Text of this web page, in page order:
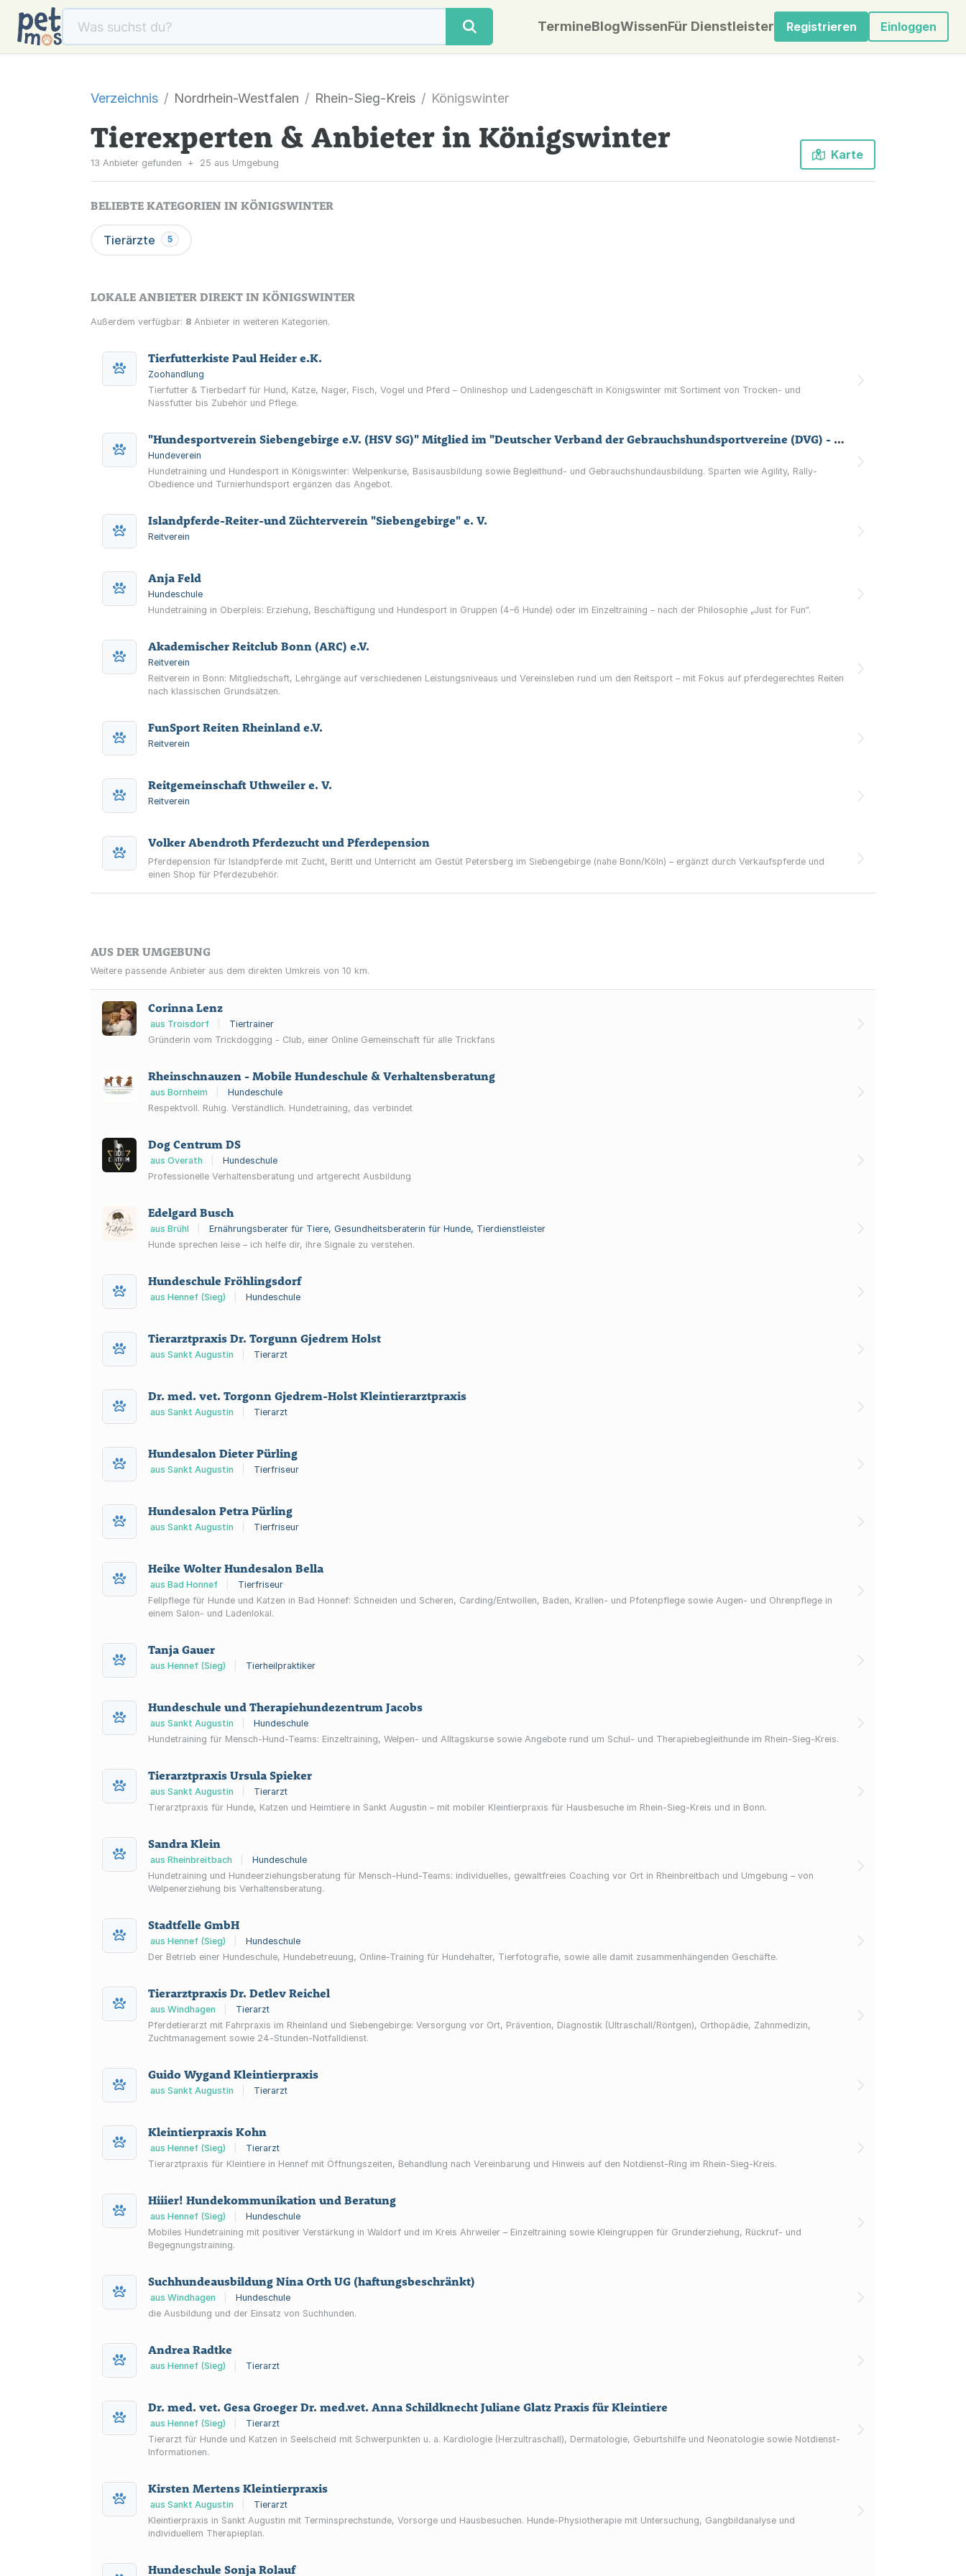
TermineBlogWissenFür Dienstleister Registrieren Einloggen
Verzeichnis Nordrhein-Westfalen Rhein-Sieg-Kreis Königswinter
Tierexperten & Anbieter in Königswinter
13 Anbieter gefunden + 25 aus Umgebung
Karte
BELIEBTE KATEGORIEN IN KÖNIGSWINTER
Tierärzte 5
LOKALE ANBIETER DIREKT IN KÖNIGSWINTER
Außerdem verfügbar: 8 Anbieter in weiteren Kategorien.
Tierfutterkiste Paul Heider e.K.
Zoohandlung
Tierfutter & Tierbedarf für Hund, Katze, Nager, Fisch, Vogel und Pferd – Onlineshop und Ladengeschäft in Königswinter mit Sortiment von Trocken- und
Nassfutter bis Zubehör und Pflege.
"Hundesportverein Siebengebirge e.V. (HSV SG)" Mitglied im "Deutscher Verband der Gebrauchshundsportvereine (DVG) - Sportverband für das Polizei- und Schutzhundwesen e.V."
Hundeverein
Hundetraining und Hundesport in Königswinter: Welpenkurse, Basisausbildung sowie Begleithund- und Gebrauchshundausbildung. Sparten wie Agility, Rally-
Obedience und Turnierhundsport ergänzen das Angebot.
Islandpferde-Reiter-und Züchterverein "Siebengebirge" e. V.
Reitverein
Anja Feld
Hundeschule
Hundetraining in Oberpleis: Erziehung, Beschäftigung und Hundesport in Gruppen (4–6 Hunde) oder im Einzeltraining – nach der Philosophie „Just for Fun“.
Akademischer Reitclub Bonn (ARC) e.V.
Reitverein
Reitverein in Bonn: Mitgliedschaft, Lehrgänge auf verschiedenen Leistungsniveaus und Vereinsleben rund um den Reitsport – mit Fokus auf pferdegerechtes Reiten
nach klassischen Grundsätzen.
FunSport Reiten Rheinland e.V.
Reitverein
Reitgemeinschaft Uthweiler e. V.
Reitverein
Volker Abendroth Pferdezucht und Pferdepension
Pferdepension für Islandpferde mit Zucht, Beritt und Unterricht am Gestüt Petersberg im Siebengebirge (nahe Bonn/Köln) – ergänzt durch Verkaufspferde und
einen Shop für Pferdezubehör.
AUS DER UMGEBUNG
Weitere passende Anbieter aus dem direkten Umkreis von 10 km.
Corinna Lenz
aus Troisdorf
Tiertrainer
Gründerin vom Trickdogging - Club, einer Online Gemeinschaft für alle Trickfans
Rheinschnauzen - Mobile Hundeschule & Verhaltensberatung
aus Bornheim
Hundeschule
Respektvoll. Ruhig. Verständlich. Hundetraining, das verbindet
Dog Centrum DS
aus Overath
Hundeschule
Professionelle Verhaltensberatung und artgerecht Ausbildung
Edelgard Busch
aus Brühl
Ernährungsberater für Tiere, Gesundheitsberaterin für Hunde, Tierdienstleister
Hunde sprechen leise – ich helfe dir, ihre Signale zu verstehen.
Hundeschule Fröhlingsdorf
aus Hennef (Sieg) Hundeschule
Tierarztpraxis Dr. Torgunn Gjedrem Holst
aus Sankt Augustin Tierarzt
Dr. med. vet. Torgonn Gjedrem-Holst Kleintierarztpraxis
aus Sankt Augustin Tierarzt
Hundesalon Dieter Pürling
aus Sankt Augustin Tierfriseur
Hundesalon Petra Pürling
aus Sankt Augustin Tierfriseur
Heike Wolter Hundesalon Bella
aus Bad Honnef
Tierfriseur
Fellpflege für Hunde und Katzen in Bad Honnef: Schneiden und Scheren, Carding/Entwollen, Baden, Krallen- und Pfotenpflege sowie Augen- und Ohrenpflege in
einem Salon- und Ladenlokal.
Tanja Gauer
aus Hennef (Sieg) Tierheilpraktiker
Hundeschule und Therapiehundezentrum Jacobs
aus Sankt Augustin
Hundeschule
Hundetraining für Mensch-Hund-Teams: Einzeltraining, Welpen- und Alltagskurse sowie Angebote rund um Schul- und Therapiebegleithunde im Rhein-Sieg-Kreis.
Tierarztpraxis Ursula Spieker
aus Sankt Augustin
Tierarzt
Tierarztpraxis für Hunde, Katzen und Heimtiere in Sankt Augustin – mit mobiler Kleintierpraxis für Hausbesuche im Rhein-Sieg-Kreis und in Bonn.
Sandra Klein
aus Rheinbreitbach
Hundeschule
Hundetraining und Hundeerziehungsberatung für Mensch-Hund-Teams: individuelles, gewaltfreies Coaching vor Ort in Rheinbreitbach und Umgebung – von
Welpenerziehung bis Verhaltensberatung.
Stadtfelle GmbH
aus Hennef (Sieg)
Hundeschule
Der Betrieb einer Hundeschule, Hundebetreuung, Online-Training für Hundehalter, Tierfotografie, sowie alle damit zusammenhängenden Geschäfte.
Tierarztpraxis Dr. Detlev Reichel
aus Windhagen
Tierarzt
Pferdetierarzt mit Fahrpraxis im Rheinland und Siebengebirge: Versorgung vor Ort, Prävention, Diagnostik (Ultraschall/Röntgen), Orthopädie, Zahnmedizin,
Zuchtmanagement sowie 24‑Stunden‑Notfalldienst.
Guido Wygand Kleintierpraxis
aus Sankt Augustin Tierarzt
Kleintierpraxis Kohn
aus Hennef (Sieg)
Tierarzt
Tierarztpraxis für Kleintiere in Hennef mit Öffnungszeiten, Behandlung nach Vereinbarung und Hinweis auf den Notdienst-Ring im Rhein-Sieg-Kreis.
Hiiier! Hundekommunikation und Beratung
aus Hennef (Sieg)
Hundeschule
Mobiles Hundetraining mit positiver Verstärkung in Waldorf und im Kreis Ahrweiler – Einzeltraining sowie Kleingruppen für Grunderziehung, Rückruf- und
Begegnungstraining.
Suchhundeausbildung Nina Orth UG (haftungsbeschränkt)
aus Windhagen
Hundeschule
die Ausbildung und der Einsatz von Suchhunden.
Andrea Radtke
aus Hennef (Sieg) Tierarzt
Dr. med. vet. Gesa Groeger Dr. med.vet. Anna Schildknecht Juliane Glatz Praxis für Kleintiere
aus Hennef (Sieg)
Tierarzt
Tierarzt für Hunde und Katzen in Seelscheid mit Schwerpunkten u. a. Kardiologie (Herzultraschall), Dermatologie, Geburtshilfe und Neonatologie sowie Notdienst-
Informationen.
Kirsten Mertens Kleintierpraxis
aus Sankt Augustin
Tierarzt
Kleintierpraxis in Sankt Augustin mit Terminsprechstunde, Vorsorge und Hausbesuchen. Hunde-Physiotherapie mit Untersuchung, Gangbildanalyse und
individuellem Therapieplan.
Hundeschule Sonja Rolauf